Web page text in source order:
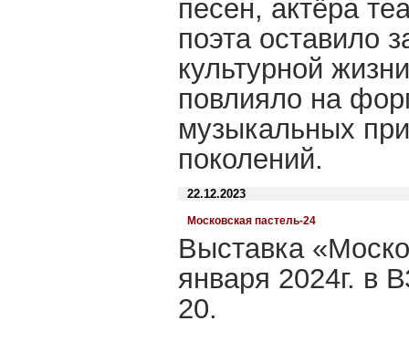
песен, актёра
поэта оставило
культурной
повлияло на
музыкальных
поколений.
22.12.2023
Московская пастель-24
Выставка
января 2024г. в
20.